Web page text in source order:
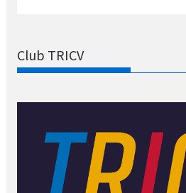
Club TRICV